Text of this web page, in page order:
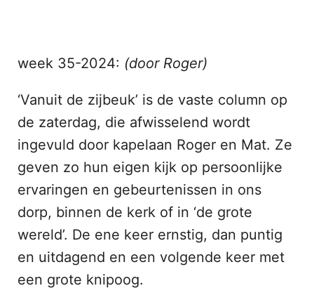
week 35-2024: (door Roger)
‘Vanuit de zijbeuk’ is de vaste column op
de zaterdag, die afwisselend wordt
ingevuld door kapelaan Roger en Mat. Ze
geven zo hun eigen kijk op persoonlijke
ervaringen en gebeurtenissen in ons
dorp, binnen de kerk of in ‘de grote
wereld’. De ene keer ernstig, dan puntig
en uitdagend en een volgende keer met
een grote knipoog.